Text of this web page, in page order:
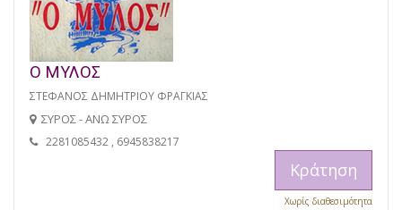
Ο ΜΥΛΟΣ
ΣΤΕΦΑΝΟΣ ΔΗΜΗΤΡΙΟΥ ΦΡΑΓΚΙΑΣ
ΣΥΡΟΣ - ΑΝΩ ΣΥΡΟΣ
2281085432 , 6945838217
Κράτηση
Χωρίς διαθεσιμότητα